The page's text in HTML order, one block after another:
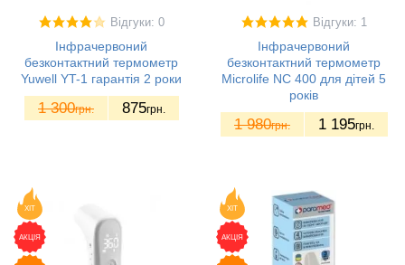
Відгуки: 0
Інфрачервоний
безконтактний термометр
Yuwell YT-1 гарантія 2 роки
1 300грн. 875грн.
Відгуки: 1
Інфрачервоний
безконтактний термометр
Microlife NC 400 для дітей 5
років
1 980грн. 1 195грн.
ХІТ
АКЦІЯ
ХІТ
АКЦІЯ